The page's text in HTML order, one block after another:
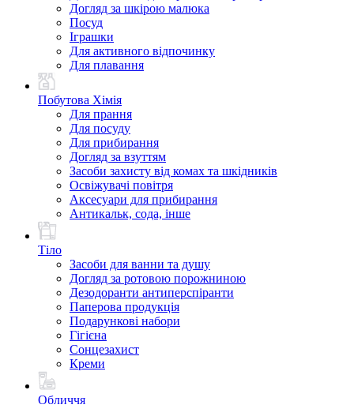
Догляд за шкірою малюка
Посуд
Іграшки
Для активного відпочинку
Для плавання
Побутова Хімія
Для прання
Для посуду
Для прибирання
Догляд за взуттям
Засоби захисту від комах та шкідників
Освіжувачі повітря
Аксесуари для прибирання
Антикальк, сода, інше
Тіло
Засоби для ванни та душу
Догляд за ротовою порожниною
Дезодоранти антиперспіранти
Паперова продукція
Подарункові набори
Гігієна
Сонцезахист
Креми
Обличчя